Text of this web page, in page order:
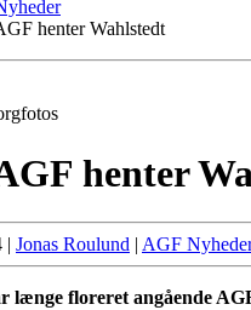
henter Wahlstedt
henter
| Jonas Roulund | AGF
længe floreret angående